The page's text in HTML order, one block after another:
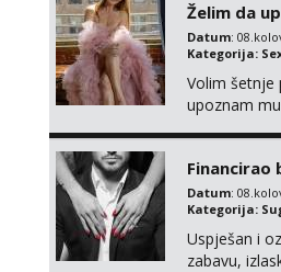
Želim da
Datum:
Kategorija:
Volim šetnje
upoznam
Financirao
Datum:
Kategorija:
Uspješan i
zabavu,